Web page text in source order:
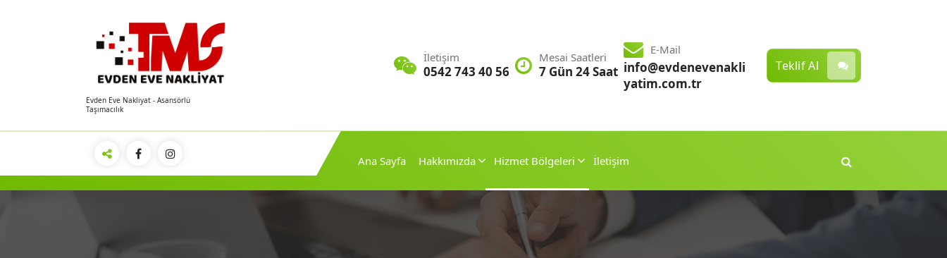
Evden Eve Nakliyat - Asansörlü
Taşımacılık
İletişim
0542 743 40 56
Mesai Saatleri
7 Gün 24 Saat
E-Mail
info@evdenevenakli
yatim.com.tr
Teklif Al
Ana Sayfa Hakkımızda Hizmet Bölgeleri İletişim